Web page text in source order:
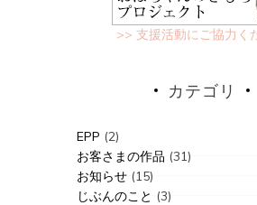
>> 支援活動にご協力く
カテゴリ
EPP (2)
お客さまの作品 (31)
お知らせ(15)
じぶんのこと (3)